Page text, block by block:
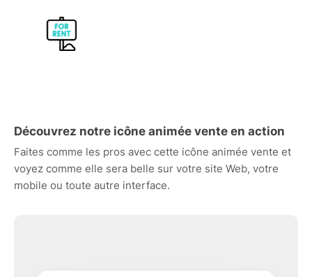
Découvrez notre icône animée vente en action
Faites comme les pros avec cette icône animée vente et
voyez comme elle sera belle sur votre site Web, votre
mobile ou toute autre interface.